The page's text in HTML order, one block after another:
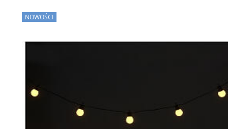
NOWOŚCI